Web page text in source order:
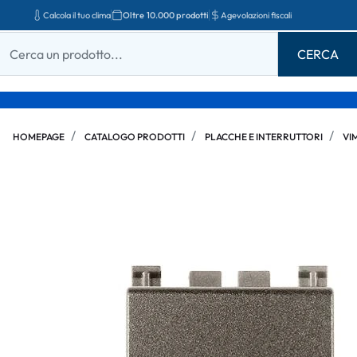
Calcola il tuo clima Oltre 10.000 prodotti Agevolazioni fiscali
HOMEPAGE CATALOGO PRODOTTI PLACCHE E INTERRUTTORI